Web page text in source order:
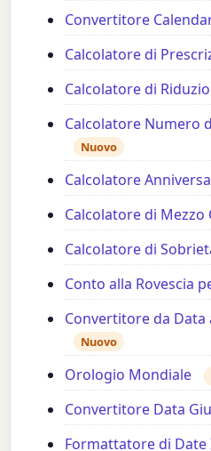
Convertitore
Calcolatore di
Calcolatore di
Calcolatore Numero
Nuovo
Calcolatore
Calcolatore di Mezzo
Calcolatore di
Conto alla Rovescia
Convertitore da Data
Nuovo
Orologio Mondiale
Convertitore Data
Formattatore di Date